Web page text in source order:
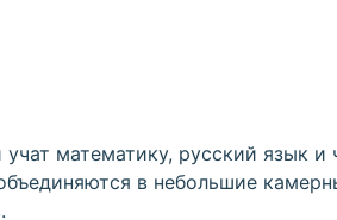
учат математику, русский язык
в небольшие